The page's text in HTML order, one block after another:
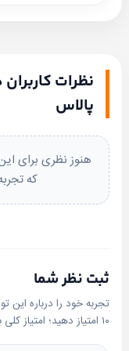
نظافت، راحتی و
شدت مورد تحسین
تهران هستند. اگر
می‌توانید از طریق
بله پیامک نظرات
پالاس
هنوز نظری برای
که
ثبت نظر شما
۱۰ امتیاز دهید؛ امتیاز کلی به‌صورت خودکار محاسبه می‌شود.